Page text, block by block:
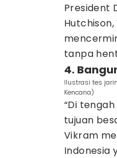
President
tanpa
4.
Ilustrasi tes
Kencana)
“Di
tujuan
Vikram
Indonesia